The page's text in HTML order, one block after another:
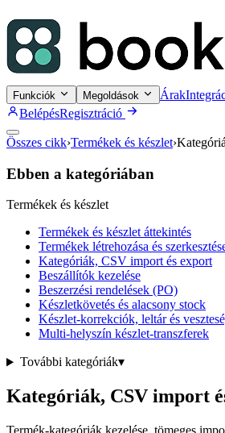
Funkciók Megoldások Árak
BelépésRegisztráció
Összes cikk›Termékek és készlet›
Ebben a kategóriában
Termékek és készlet
Termékek és készlet áttekintés
Termékek létrehozása és
Kategóriák, CSV import és export
Beszállítók kezelése
Beszerzési rendelések (PO)
Készletkövetés és alacsony stock
Készlet-korrekciók, leltár és
Multi-helyszín készlet-transzferek
További kategóriák▾
Kategóriák, CSV import